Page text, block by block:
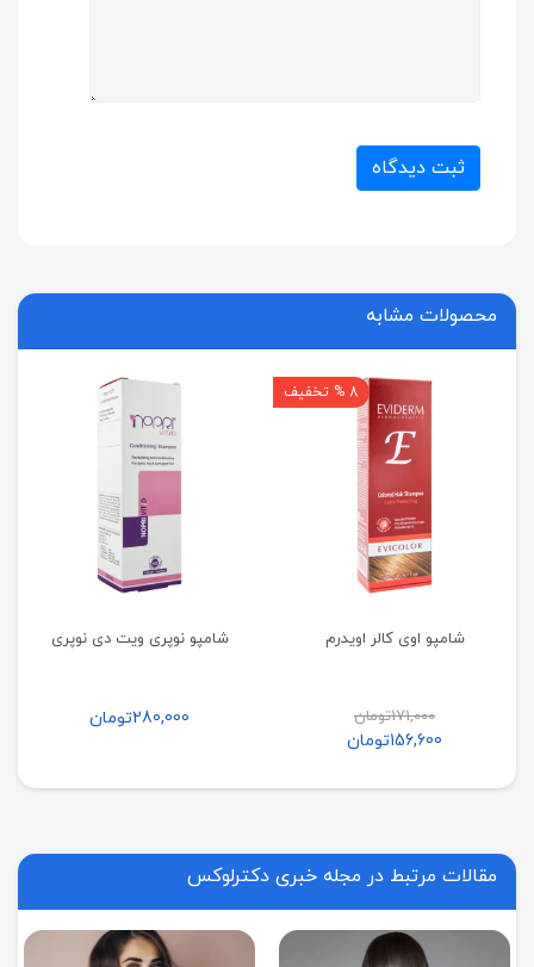
ثبت دیدگاه
محصولات مشابه
8 % تخفیف
شامپو اوی کالر اویدرم
171,000تومان
156,600تومان
شامپو نوپری ویت دی نوپری
280,000تومان
مقالات مرتبط در مجله خبری دکترلوکس